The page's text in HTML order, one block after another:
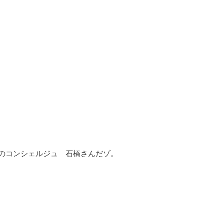
コンシェルジュ 石橋さんだゾ。